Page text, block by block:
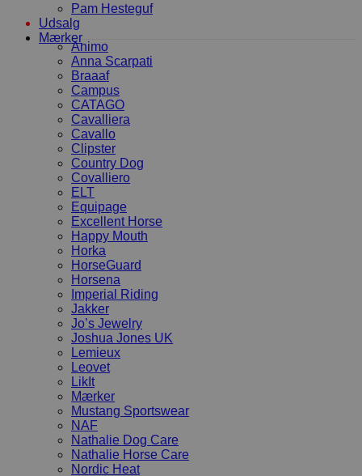
Pam Hesteguf
Udsalg
Mærker
Animo
Anna Scarpati
Braaaf
Campus
CATAGO
Cavalliera
Cavallo
Clipster
Country Dog
Covalliero
ELT
Equipage
Excellent Horse
Happy Mouth
Horka
HorseGuard
Horsena
Imperial Riding
Jakker
Jo’s Jewelry
Joshua Jones UK
Lemieux
Leovet
LikIt
Mærker
Mustang Sportswear
NAF
Nathalie Dog Care
Nathalie Horse Care
Nordic Heat